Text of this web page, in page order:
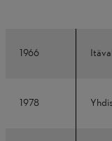
1966
1978